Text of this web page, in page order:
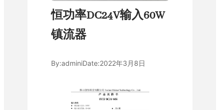
恒功率DC24V输入60W
镇流器
By:adminiDate:2022年3月8日